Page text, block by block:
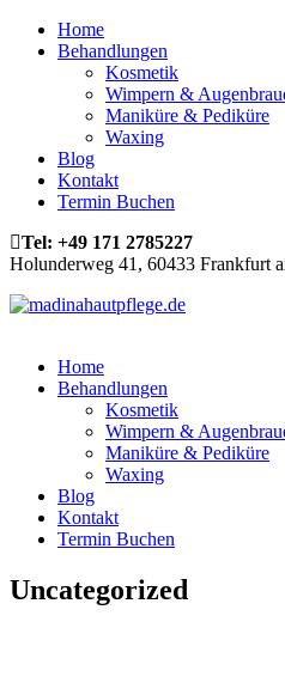
Home
Behandlungen
Kosmetik
Wimpern &
Maniküre & Pediküre
Waxing
Blog
Kontakt
Termin Buchen
Tel: +49 171 2785227
Holunderweg 41, 60433 Frankfurt
Home
Behandlungen
Kosmetik
Wimpern &
Maniküre & Pediküre
Waxing
Blog
Kontakt
Termin Buchen
Uncategorized